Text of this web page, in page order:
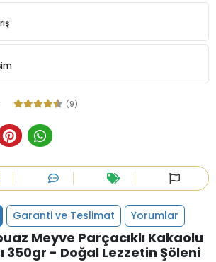
(9)
Garanti ve Teslimat Yorumlar
Meyve Parçacıklı Kakaolu
350gr - Doğal Lezzetin Şöleni